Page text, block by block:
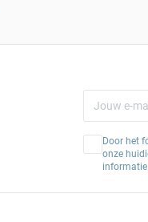
Door het
onze
informatie